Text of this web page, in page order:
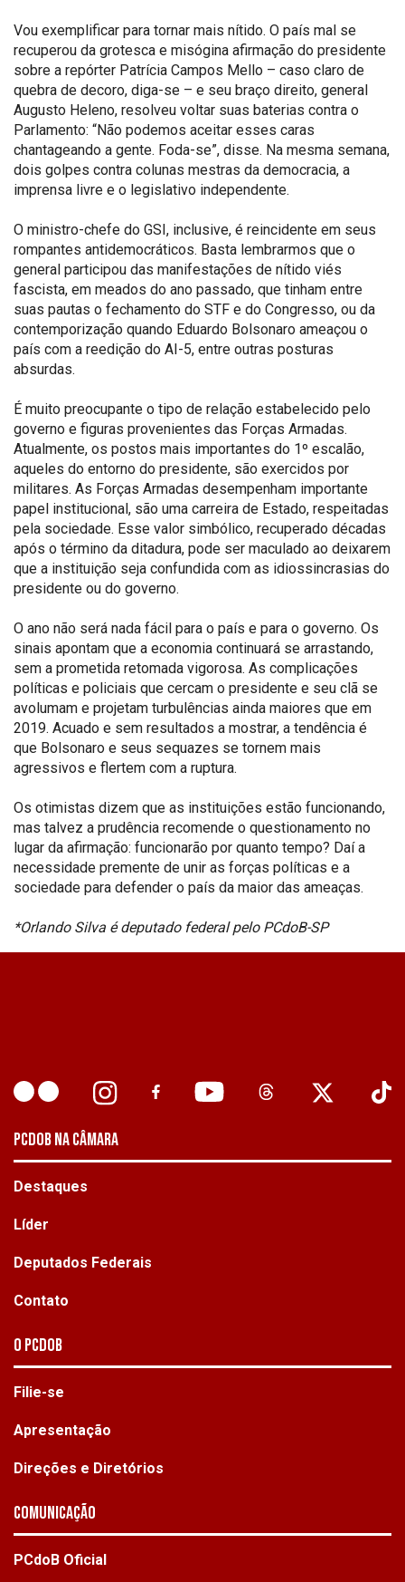
Vou exemplificar para tornar mais nítido. O país mal se
recuperou da grotesca e misógina afirmação do presidente
sobre a repórter Patrícia Campos Mello – caso claro de
quebra de decoro, diga-se – e seu braço direito, general
Augusto Heleno, resolveu voltar suas baterias contra o
Parlamento: “Não podemos aceitar esses caras
chantageando a gente. Foda-se”, disse. Na mesma semana,
dois golpes contra colunas mestras da democracia, a
imprensa livre e o legislativo independente.
O ministro-chefe do GSI, inclusive, é reincidente em seus
rompantes antidemocráticos. Basta lembrarmos que o
general participou das manifestações de nítido viés
fascista, em meados do ano passado, que tinham entre
suas pautas o fechamento do STF e do Congresso, ou da
contemporização quando Eduardo Bolsonaro ameaçou o
país com a reedição do AI-5, entre outras posturas
absurdas.
É muito preocupante o tipo de relação estabelecido pelo
governo e figuras provenientes das Forças Armadas.
Atualmente, os postos mais importantes do 1º escalão,
aqueles do entorno do presidente, são exercidos por
militares. As Forças Armadas desempenham importante
papel institucional, são uma carreira de Estado, respeitadas
pela sociedade. Esse valor simbólico, recuperado décadas
após o término da ditadura, pode ser maculado ao deixarem
que a instituição seja confundida com as idiossincrasias do
presidente ou do governo.
O ano não será nada fácil para o país e para o governo. Os
sinais apontam que a economia continuará se arrastando,
sem a prometida retomada vigorosa. As complicações
políticas e policiais que cercam o presidente e seu clã se
avolumam e projetam turbulências ainda maiores que em
2019. Acuado e sem resultados a mostrar, a tendência é
que Bolsonaro e seus sequazes se tornem mais
agressivos e flertem com a ruptura.
Os otimistas dizem que as instituições estão funcionando,
mas talvez a prudência recomende o questionamento no
lugar da afirmação: funcionarão por quanto tempo? Daí a
necessidade premente de unir as forças políticas e a
sociedade para defender o país da maior das ameaças.
*Orlando Silva é deputado federal pelo PCdoB-SP
PCDOB NA CÂMARA
Destaques
Líder
Deputados Federais
Contato
O PCdoB
Filie-se
Apresentação
Direções e Diretórios
Comunicação
PCdoB Oficial